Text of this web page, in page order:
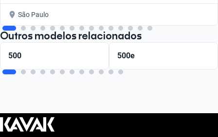
São Paulo
Outros modelos relacionados
500 500e